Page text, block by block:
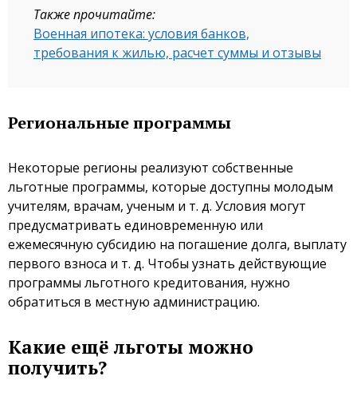
Также прочитайте:
Военная ипотека: условия банков,
требования к жилью, расчет суммы и отзывы
Региональные программы
Некоторые регионы реализуют собственные
льготные программы, которые доступны молодым
учителям, врачам, ученым и т. д. Условия могут
предусматривать единовременную или
ежемесячную субсидию на погашение долга, выплату
первого взноса и т. д. Чтобы узнать действующие
программы льготного кредитования, нужно
обратиться в местную администрацию.
Какие ещё льготы можно
получить?